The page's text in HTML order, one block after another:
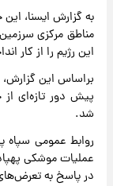
به گزارش ایسنا،
مناطق مرکزی
این رژیم را از کار
پیش دور تازه‌ای از
شد.
روابط عمومی سپاه
در پاسخ به